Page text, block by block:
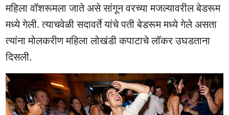
महिला वॉशरूमला जाते असे सांगून वरच्या मजल्यावरील बेडरूम
मध्ये गेली. त्याचवेळी सदावर्ते यांचे पती बेडरूम मध्ये गेले असता
त्यांना मोलकरीण महिला लोखंडी कपाटाचे लॉकर उघडताना
दिसली.